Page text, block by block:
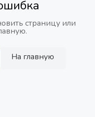
страницу или
На главную